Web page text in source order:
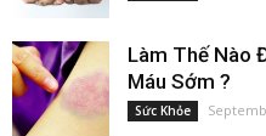
Làm Thế Nào
Máu Sớm ?
Sức Khỏe